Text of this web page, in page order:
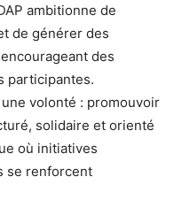
ambitionne de
de générer des
des
participantes.
volonté : promouvoir
solidaire et orienté
où initiatives
se renforcent